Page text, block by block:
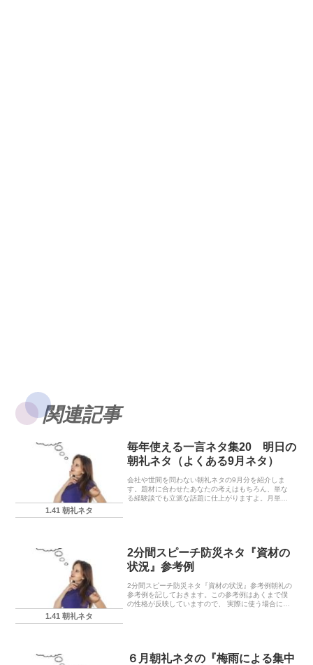
関連記事
1.41 朝礼ネタ
毎年使える一言ネタ集20 明日の
朝礼ネタ（よくある9月ネタ）
会社や世間を問わない朝礼ネタの9月分を紹介しま
す。題材に合わせたあなたの考えはもちろん、単な
る経験談でも立派な話題に仕上がりますよ。月単位
1.41 朝礼ネタ
2分間スピーチ防災ネタ『資材の
状況』参考例
2分間スピーチ防災ネタ『資材の状況』参考例朝礼の
参考例を記しておきます。この参考例はあくまで僕
の性格が反映していますので、 実際に使う場合には
６月朝礼ネタの『梅雨による集中